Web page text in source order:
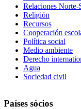
Relaciones Norte-
Religión
Recursos
Cooperación
Política social
Medio ambiente
Derecho
Agua
Sociedad civil
Países sócios